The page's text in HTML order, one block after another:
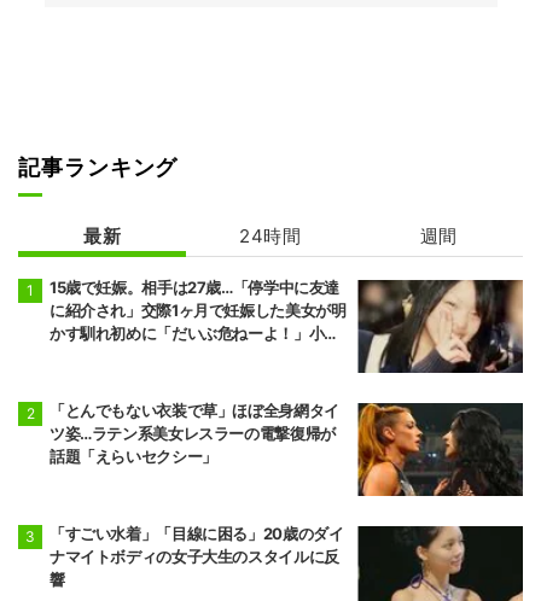
記事ランキング
最新 24時間 週間
15歳で妊娠。相手は27歳…「停学中に友達
に紹介され」交際1ヶ月で妊娠した美女が明
かす馴れ初めに「だいぶ危ねーよ！」小森
「とんでもない衣装で草」ほぼ全身網タイ
ツ姿…ラテン系美女レスラーの電撃復帰が
話題「えらいセクシー」
「すごい水着」「目線に困る」20歳のダイ
ナマイトボディの女子大生のスタイルに反
響